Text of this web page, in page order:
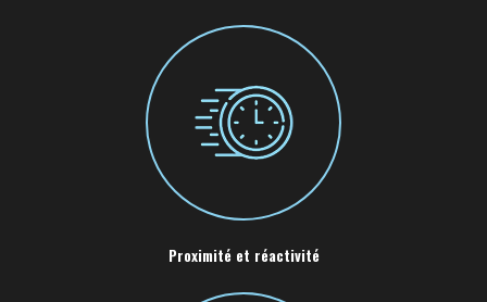
Proximité et réactivité